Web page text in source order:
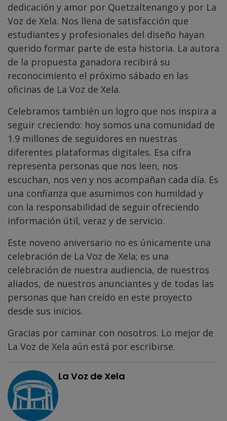
dedicación y amor por Quetzaltenango y por La
Voz de Xela. Nos llena de satisfacción que
estudiantes y profesionales del diseño hayan
querido formar parte de esta historia. La autora
de la propuesta ganadora recibirá su
reconocimiento el próximo sábado en las
oficinas de La Voz de Xela.
Celebramos también un logro que nos inspira a
seguir creciendo: hoy somos una comunidad de
1.9 millones de seguidores en nuestras
diferentes plataformas digitales. Esa cifra
representa personas que nos leen, nos
escuchan, nos ven y nos acompañan cada día. Es
una confianza que asumimos con humildad y
con la responsabilidad de seguir ofreciendo
información útil, veraz y de servicio.
Este noveno aniversario no es únicamente una
celebración de La Voz de Xela; es una
celebración de nuestra audiencia, de nuestros
aliados, de nuestros anunciantes y de todas las
personas que han creído en este proyecto
desde sus inicios.
Gracias por caminar con nosotros. Lo mejor de
La Voz de Xela aún está por escribirse.
La Voz de Xela